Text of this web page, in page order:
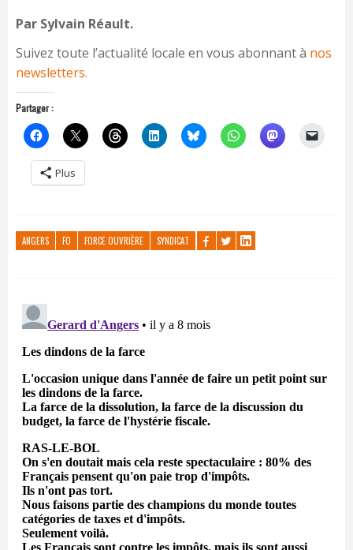
Par Sylvain Réault.
Suivez toute l’actualité locale en vous abonnant à nos
newsletters.
Partager :
Plus
ANGERS FO FORCE OUVRIÈRE SYNDICAT